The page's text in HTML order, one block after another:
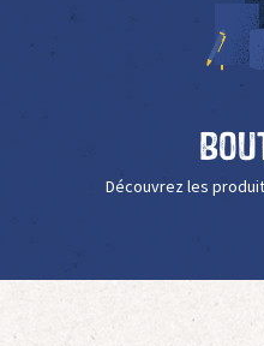
Découvrez les